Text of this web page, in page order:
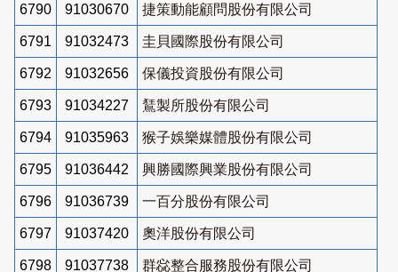
6790 91030670 捷策動能顧問股份有限公司
6791 91032473 圭貝國際股份有限公司
6792 91032656 保儀投資股份有限公司
6793 91034227 鵟製所股份有限公司
6794 91035963 猴子娛樂媒體股份有限公司
6795 91036442 興勝國際興業股份有限公司
6796 91036739 一百分股份有限公司
6797 91037420 奧洋股份有限公司
6798 91037738 群惢整合服務股份有限公司